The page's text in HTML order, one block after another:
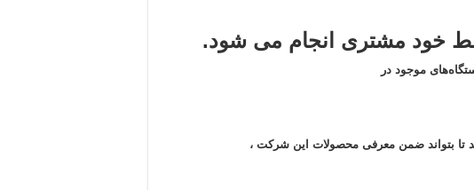
خود مشتری انجام می شود.
موجود در
تا بتواند ضمن معرفی محصولات این شرکت ،